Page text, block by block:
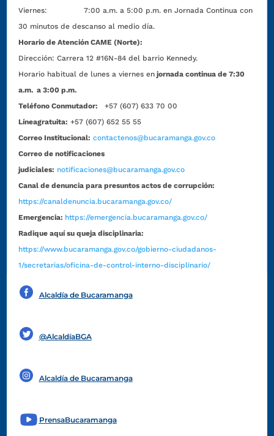
Viernes: 7:00 a.m. a 5:00 p.m. en Jornada Continua con
30 minutos de descanso al medio día.
Horario de Atención CAME (Norte):
Dirección:Carrera 12 #16N-84 del barrio Kennedy.
Horario habitual de lunes a viernes en jornada continua de 7:30
a.m. a 3:00 p.m.
Teléfono Conmutador:
+57 (607) 633 70 00
Líneagratuita: +57 (607) 652 55 55
Correo Institucional: contactenos@bucaramanga.gov.co
Correo de notificaciones
judiciales: notificaciones@bucaramanga.gov.co
Canal de denuncia para presuntos actos de corrupción:
https://canaldenuncia.bucaramanga.gov.co/
Emergencia: https://emergencia.bucaramanga.gov.co/
Radique aquí su queja disciplinaria:
https://www.bucaramanga.gov.co/gobierno-ciudadanos-
1/secretarias/oficina-de-control-interno-disciplinario/
Alcaldía de Bucaramanga
@AlcaldíaBGA
Alcaldía de Bucaramanga
PrensaBucaramanga